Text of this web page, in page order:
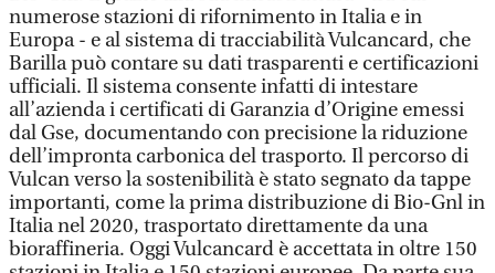
numerose stazioni di rifornimento in Italia e in
Europa - e al sistema di tracciabilità Vulcancard, che
Barilla può contare su dati trasparenti e certificazioni
ufficiali. Il sistema consente infatti di intestare
all’azienda i certificati di Garanzia d’Origine emessi
dal Gse, documentando con precisione la riduzione
dell’impronta carbonica del trasporto. Il percorso di
Vulcan verso la sostenibilità è stato segnato da tappe
importanti, come la prima distribuzione di Bio-Gnl in
Italia nel 2020, trasportato direttamente da una
bioraffineria. Oggi Vulcancard è accettata in oltre 150